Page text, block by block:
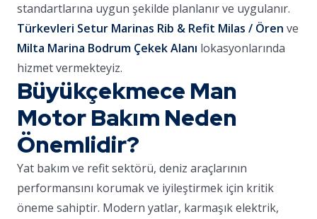
standartlarına uygun şekilde planlanır ve uygulanır.
Türkevleri Setur Marinas Rib & Refit Milas / Ören ve
Milta Marina Bodrum Çekek Alanı lokasyonlarında
hizmet vermekteyiz.
Büyükçekmece Man
Motor Bakım Neden
Önemlidir?
Yat bakım ve refit sektörü, deniz araçlarının
performansını korumak ve iyileştirmek için kritik
öneme sahiptir. Modern yatlar, karmaşık elektrik,